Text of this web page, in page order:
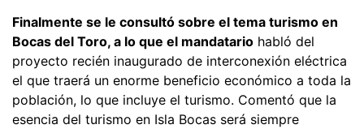
Finalmente se le consultó sobre el tema turismo en
Bocas del Toro, a lo que el mandatario habló del
proyecto recién inaugurado de interconexión eléctrica
el que traerá un enorme beneficio económico a toda la
población, lo que incluye el turismo. Comentó que la
esencia del turismo en Isla Bocas será siempre